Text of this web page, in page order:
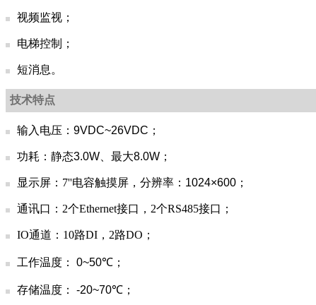
视频监视；
电梯控制；
短消息。
技术特点
输入电压： 9VDC~26VDC ；
功耗：静态3.0W、最大8.0W ；
显示屏：7''电容触摸屏， 分辨率：1024×600 ；
通讯口：2个Ethernet接口，2个RS485接口；
IO通道：10路DI，2路DO；
工作温度： 0~50℃ ；
存储温度： -20~70℃ ；